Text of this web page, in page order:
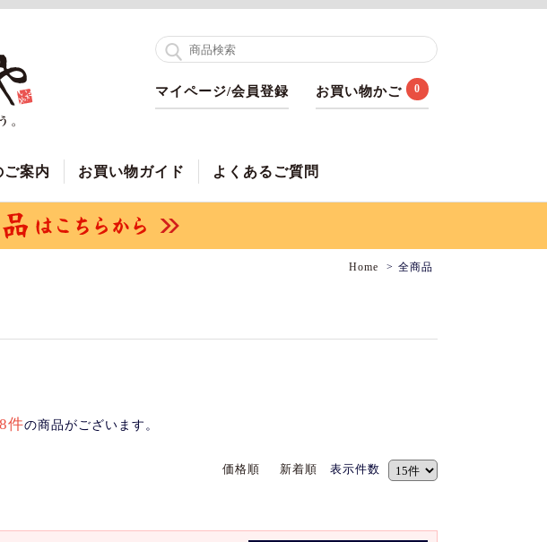
マイページ/会員登録 お買い物かご 0
ご案内 お買い物ガイド よくあるご質問
Home 全商品
8件の商品がございます。
価格順 新着順 表示件数